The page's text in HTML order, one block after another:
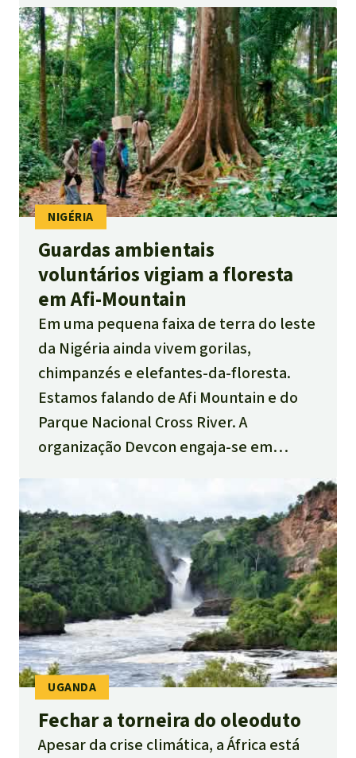
oposição a um projeto de infraestrutura
destruidora, bem como conservar a
natureza e suas tradições.
Guardas ambientais
voluntários vigiam a floresta
em Afi-Mountain
Em uma pequena faixa de terra do leste
da Nigéria ainda vivem gorilas,
chimpanzés e elefantes-da-floresta.
Estamos falando de Afi Mountain e do
Parque Nacional Cross River. A
organização Devcon engaja-se em
ambientais voluntários e criando fontes
de renda alternativas e pró-meio-
ambiente para os moradores das
aldeias.
Fechar a torneira do oleoduto
Apesar da crise climática, a África está